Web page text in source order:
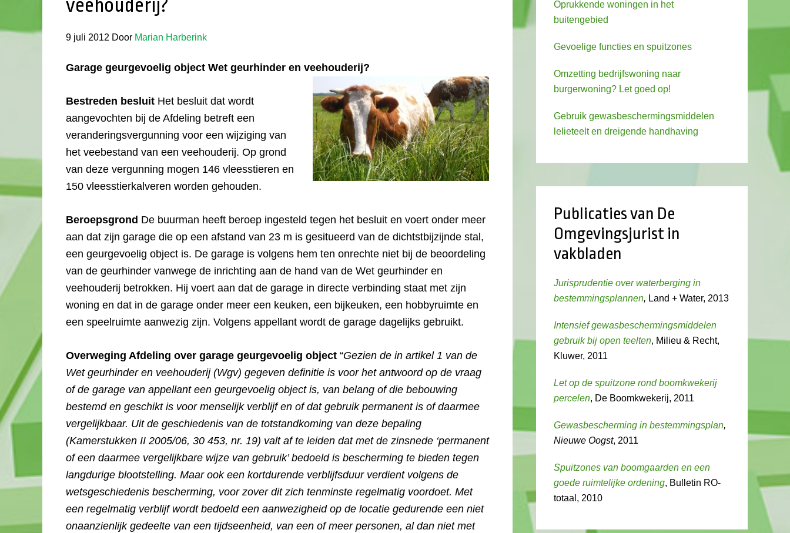
veehouderij?
9 juli 2012 Door Marian Harberink
Garage geurgevoelig object Wet geurhinder en veehouderij?
Bestreden besluit Het besluit dat wordt
aangevochten bij de Afdeling betreft een
veranderingsvergunning voor een wijziging van
het veebestand van een veehouderij. Op grond
van deze vergunning mogen 146 vleesstieren en
150 vleesstierkalveren worden gehouden.
Beroepsgrond De buurman heeft beroep ingesteld tegen het besluit en voert onder meer
aan dat zijn garage die op een afstand van 23 m is gesitueerd van de dichtstbijzijnde stal,
een geurgevoelig object is. De garage is volgens hem ten onrechte niet bij de beoordeling
van de geurhinder vanwege de inrichting aan de hand van de Wet geurhinder en
veehouderij betrokken. Hij voert aan dat de garage in directe verbinding staat met zijn
woning en dat in de garage onder meer een keuken, een bijkeuken, een hobbyruimte en
een speelruimte aanwezig zijn. Volgens appellant wordt de garage dagelijks gebruikt.
Overweging Afdeling over garage geurgevoelig object “Gezien de in artikel 1 van de
Wet geurhinder en veehouderij (Wgv) gegeven definitie is voor het antwoord op de vraag
of de garage van appellant een geurgevoelig object is, van belang of die bebouwing
bestemd en geschikt is voor menselijk verblijf en of dat gebruik permanent is of daarmee
vergelijkbaar. Uit de geschiedenis van de totstandkoming van deze bepaling
(Kamerstukken II 2005/06, 30 453, nr. 19) valt af te leiden dat met de zinsnede ‘permanent
of een daarmee vergelijkbare wijze van gebruik’ bedoeld is bescherming te bieden tegen
langdurige blootstelling. Maar ook een kortdurende verblijfsduur verdient volgens de
wetsgeschiedenis bescherming, voor zover dit zich tenminste regelmatig voordoet. Met
een regelmatig verblijf wordt bedoeld een aanwezigheid op de locatie gedurende een niet
onaanzienlijk gedeelte van een tijdseenheid, van een of meer personen, al dan niet met
Oprukkende woningen in het
buitengebied
Gevoelige functies en spuitzones
Omzetting bedrijfswoning naar
burgerwoning? Let goed op!
Gebruik gewasbeschermingsmiddelen
lelieteelt en dreigende handhaving
Publicaties van De
Omgevingsjurist in
vakbladen
Jurisprudentie over waterberging in
bestemmingsplannen, Land + Water, 2013
Intensief gewasbeschermingsmiddelen
gebruik bij open teelten, Milieu & Recht,
Kluwer, 2011
Let op de spuitzone rond boomkwekerij
percelen, De Boomkwekerij, 2011
Gewasbescherming in bestemmingsplan,
Nieuwe Oogst, 2011
Spuitzones van boomgaarden en een
goede ruimtelijke ordening, Bulletin RO-
totaal, 2010